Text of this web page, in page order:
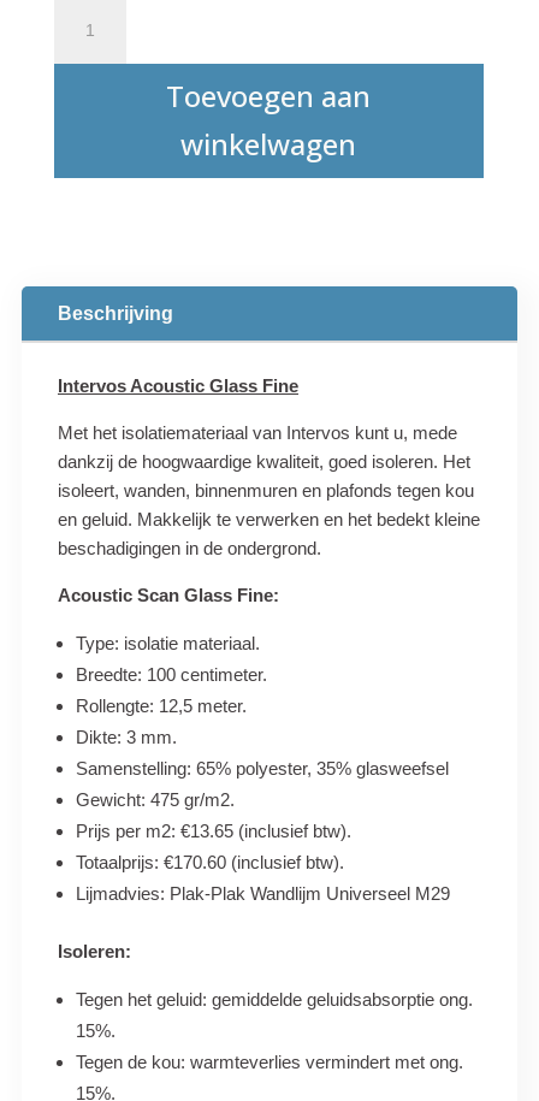
Glass
Fine
Toevoegen aan
winkelwagen
Beschrijving
Intervos Acoustic Glass Fine
Met het isolatiemateriaal van Intervos kunt u, mede
dankzij de hoogwaardige kwaliteit, goed isoleren. Het
isoleert, wanden, binnenmuren en plafonds tegen kou
en geluid. Makkelijk te verwerken en het bedekt kleine
beschadigingen in de ondergrond.
Acoustic Scan Glass Fine:
Type: isolatie materiaal.
Breedte: 100 centimeter.
Rollengte: 12,5 meter.
Dikte: 3 mm.
Samenstelling: 65% polyester, 35% glasweefsel
Gewicht: 475 gr/m2.
Prijs per m2: €13.65 (inclusief btw).
Totaalprijs: €170.60 (inclusief btw).
Lijmadvies: Plak-Plak Wandlijm Universeel M29
Isoleren:
Tegen het geluid: gemiddelde geluidsabsorptie ong.
15%.
Tegen de kou: warmteverlies vermindert met ong.
15%.